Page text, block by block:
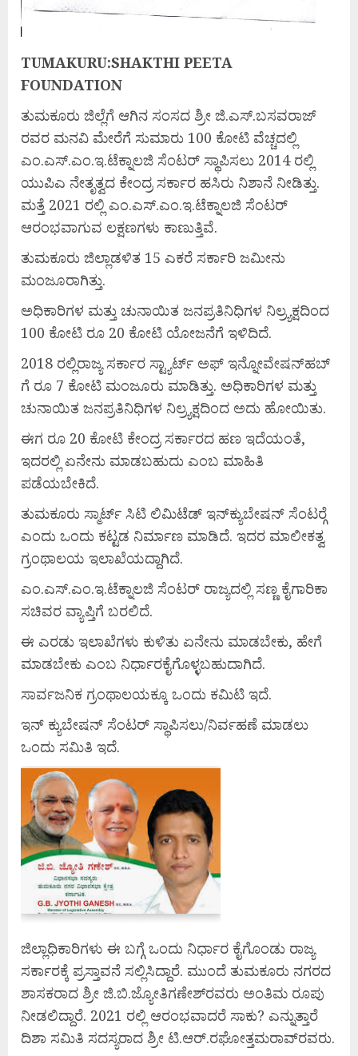
TUMAKURU:SHAKTHI PEETA
FOUNDATION
ತುಮಕೂರು ಜಿಲ್ಲೆಗೆ ಆಗಿನ ಸಂಸದ ಶ್ರೀ ಜಿ.ಎಸ್.ಬಸವರಾಜ್
ರವರ ಮನವಿ ಮೇರೆಗೆ ಸುಮಾರು 100 ಕೋಟಿ ವೆಚ್ಚದಲ್ಲಿ
ಎಂ.ಎಸ್.ಎಂ.ಇ.ಟೆಕ್ನಾಲಜಿ ಸೆಂಟರ್ ಸ್ಥಾಪಿಸಲು 2014 ರಲ್ಲಿ
ಯುಪಿಎ ನೇತೃತ್ವದ ಕೇಂದ್ರ ಸರ್ಕಾರ ಹಸಿರು ನಿಶಾನೆ ನೀಡಿತ್ತು.
ಮತ್ತೆ 2021 ರಲ್ಲಿ ಎಂ.ಎಸ್.ಎಂ.ಇ.ಟೆಕ್ನಾಲಜಿ ಸೆಂಟರ್
ಆರಂಭವಾಗುವ ಲಕ್ಷಣಗಳು ಕಾಣುತ್ತಿವೆ.
ತುಮಕೂರು ಜಿಲ್ಲಾಡಳಿತ 15 ಎಕರೆ ಸರ್ಕಾರಿ ಜಮೀನು
ಮಂಜೂರಾಗಿತ್ತು.
ಅಧಿಕಾರಿಗಳ ಮತ್ತು ಚುನಾಯಿತ ಜನಪ್ರತಿನಿಧಿಗಳ ನಿಲ್ರ್ಯಕ್ಷದಿಂದ
100 ಕೋಟಿ ರೂ 20 ಕೋಟಿ ಯೋಜನೆಗೆ ಇಳಿದಿದೆ.
2018 ರಲ್ಲಿರಾಜ್ಯ ಸರ್ಕಾರ ಸ್ಟ್ಯಾರ್ಟ್ ಅಫ್ ಇನ್ನೋವೇಷನ್‍ಹಬ್
ಗೆ ರೂ 7 ಕೋಟಿ ಮಂಜೂರು ಮಾಡಿತ್ತು. ಅಧಿಕಾರಿಗಳ ಮತ್ತು
ಚುನಾಯಿತ ಜನಪ್ರತಿನಿಧಿಗಳ ನಿಲ್ರ್ಯಕ್ಷದಿಂದ ಅದು ಹೋಯಿತು.
ಈಗ ರೂ 20 ಕೋಟಿ ಕೇಂದ್ರ ಸರ್ಕಾರದ ಹಣ ಇದೆಯಂತೆ,
ಇದರಲ್ಲಿ ಏನೇನು ಮಾಡಬಹುದು ಎಂಬ ಮಾಹಿತಿ
ಪಡೆಯಬೇಕಿದೆ.
ತುಮಕೂರು ಸ್ಮಾರ್ಟ್ ಸಿಟಿ ಲಿಮಿಟೆಡ್ ಇನ್‍ಕ್ಯುಬೇಷನ್ ಸೆಂಟರ್‍ಗೆ
ಎಂದು ಒಂದು ಕಟ್ಟಡ ನಿರ್ಮಾಣ ಮಾಡಿದೆ. ಇದರ ಮಾಲೀಕತ್ವ
ಗ್ರಂಥಾಲಯ ಇಲಾಖೆಯದ್ದಾಗಿದೆ.
ಎಂ.ಎಸ್.ಎಂ.ಇ.ಟೆಕ್ನಾಲಜಿ ಸೆಂಟರ್ ರಾಜ್ಯದಲ್ಲಿ ಸಣ್ಣ ಕೈಗಾರಿಕಾ
ಸಚಿವರ ವ್ಯಾಪ್ತಿಗೆ ಬರಲಿದೆ.
ಈ ಎರಡು ಇಲಾಖೆಗಳು ಕುಳಿತು ಏನೇನು ಮಾಡಬೇಕು, ಹೇಗೆ
ಮಾಡಬೇಕು ಎಂಬ ನಿರ್ಧಾರಕೈಗೊಳ್ಳಬಹುದಾಗಿದೆ.
ಸಾರ್ವಜನಿಕ ಗ್ರಂಥಾಲಯಕ್ಕೂ ಒಂದು ಕಮಿಟಿ ಇದೆ.
ಇನ್ ಕ್ಯುಬೇಷನ್ ಸೆಂಟರ್ ಸ್ಥಾಪಿಸಲು/ನಿರ್ವಹಣೆ ಮಾಡಲು
ಒಂದು ಸಮಿತಿ ಇದೆ.
ಜಿಲ್ಲಾಧಿಕಾರಿಗಳು ಈ ಬಗ್ಗೆ ಒಂದು ನಿರ್ಧಾರ ಕೈಗೊಂಡು ರಾಜ್ಯ
ಸರ್ಕಾರಕ್ಕೆ ಪ್ರಸ್ತಾವನೆ ಸಲ್ಲಿಸಿದ್ದಾರೆ. ಮುಂದೆ ತುಮಕೂರು ನಗರದ
ಶಾಸಕರಾದ ಶ್ರೀ ಜಿ.ಬಿ.ಜ್ಯೋತಿಗಣೇಶ್‍ರವರು ಅಂತಿಮ ರೂಪು
ನೀಡಲಿದ್ದಾರೆ. 2021 ರಲ್ಲಿ ಆರಂಭವಾದರೆ ಸಾಕು? ಎನ್ನುತ್ತಾರೆ
ದಿಶಾ ಸಮಿತಿ ಸದಸ್ಯರಾದ ಶ್ರೀ ಟಿ.ಆರ್.ರಘೋತ್ತಮರಾವ್‍ರವರು.